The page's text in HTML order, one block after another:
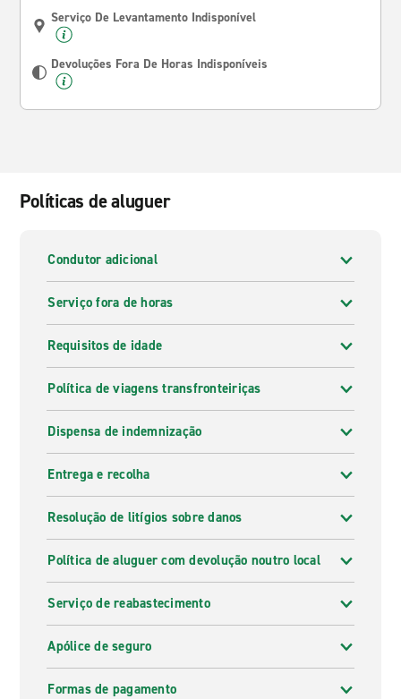
Serviço De Levantamento Indisponível
Devoluções Fora De Horas Indisponíveis
Políticas de aluguer
Condutor adicional
Serviço fora de horas
Requisitos de idade
Política de viagens transfronteiriças
Dispensa de indemnização
Entrega e recolha
Resolução de litígios sobre danos
Política de aluguer com devolução noutro local
Serviço de reabastecimento
Apólice de seguro
Formas de pagamento